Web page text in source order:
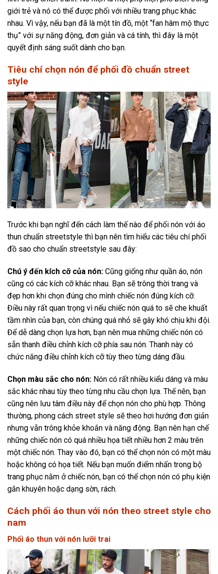
giới trẻ và nó có thể được phối với nhiều trang phục khác
nhau. Vì vậy, nếu bạn đã là một tín đồ, một “fan hâm mộ thực
thụ” với sự năng động, đơn giản và cá tính, thì đây là một
quyết định sáng suốt dành cho bạn.
Tiêu chí chọn nón để phối đồ chuẩn street
style
Trước khi bạn nghĩ đến cách làm thế nào để phối nón với áo
thun chuẩn streetstyle thì bạn nên tìm hiểu các tiêu chí phối
đồ sao cho chuẩn streetstyle sau đây:
Chú ý đến kích cỡ của nón: Cũng giống như quần áo, nón
cũng có các kích cỡ khác nhau. Bạn sẽ trông thời trang và
đẹp hơn khi chọn đúng cho mình chiếc nón đúng kích cỡ.
Điều này rất quan trọng vì nếu chiếc nón quá to sẽ che khuất
tầm nhìn của bạn, còn chúng quá nhỏ sẽ gây khó chịu khi đội.
Để dễ dàng chọn lựa hơn, bạn nên mua những chiếc nón có
sẵn thanh điều chỉnh kích cỡ phía sau nón. Thanh này có
chức năng điều chỉnh kích cỡ tùy theo từng dáng đầu.
Chọn màu sắc cho nón: Nón có rất nhiều kiểu dáng và màu
sắc khác nhau tùy theo từng nhu cầu chọn lựa. Thế nên, bạn
cũng nên lưu tâm điều này để chọn nón cho phù hợp. Thông
thường, phong cách street style sẽ theo hơi hướng đơn giản
nhưng vẫn trông khỏe khoắn và năng động. Bạn nên hạn chế
những chiếc nón có quá nhiều họa tiết nhiều hơn 2 màu trên
một chiếc nón. Thay vào đó, bạn có thể chọn nón có một màu
hoặc không có họa tiết. Nếu bạn muốn điểm nhấn trong bộ
trang phục nằm ở chiếc nón, bạn có thể chọn nón có phụ kiện
gắn khuyên hoặc dạng sờn, rách.
Cách phối áo thun với nón theo street style cho
nam
Phối áo thun với nón lưỡi trai